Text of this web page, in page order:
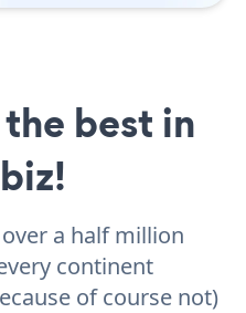
best in
a half million
continent
of course not)